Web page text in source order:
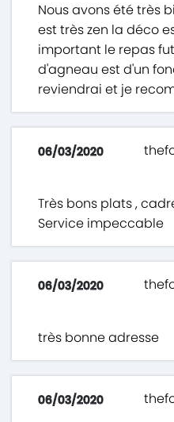
Nous avons été très
est très zen la déco
important le repas
d'agneau est d'un
reviendrai et je
06/03/2020
Très bons plats ,
Service impeccable
06/03/2020
très bonne adresse
06/03/2020